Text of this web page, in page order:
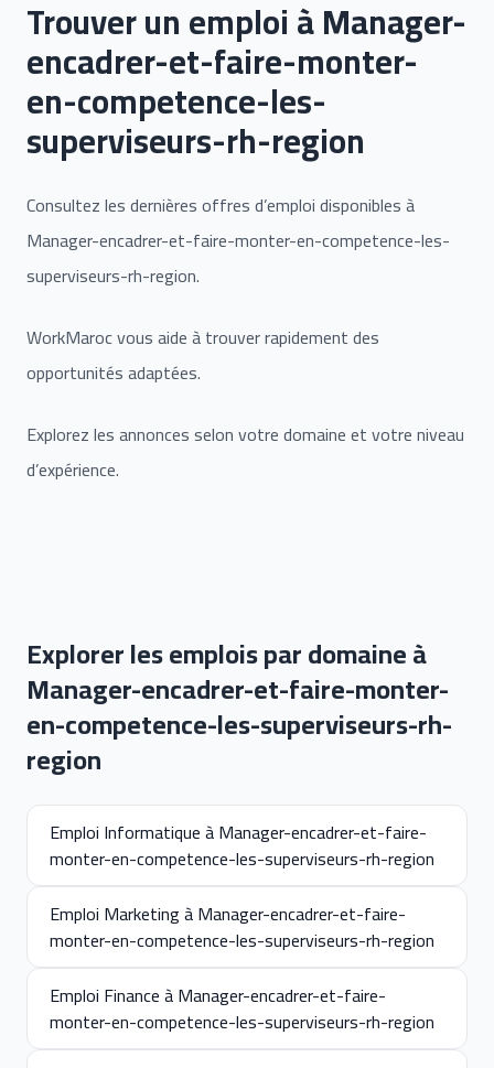
Trouver un emploi à Manager-
encadrer-et-faire-monter-
en-competence-les-
superviseurs-rh-region
Consultez les dernières offres d’emploi disponibles à
Manager-encadrer-et-faire-monter-en-competence-les-
superviseurs-rh-region.
WorkMaroc vous aide à trouver rapidement des
opportunités adaptées.
Explorez les annonces selon votre domaine et votre niveau
d’expérience.
Explorer les emplois par domaine à
Manager-encadrer-et-faire-monter-
en-competence-les-superviseurs-rh-
region
Emploi Informatique à Manager-encadrer-et-faire-
monter-en-competence-les-superviseurs-rh-region
Emploi Marketing à Manager-encadrer-et-faire-
monter-en-competence-les-superviseurs-rh-region
Emploi Finance à Manager-encadrer-et-faire-
monter-en-competence-les-superviseurs-rh-region